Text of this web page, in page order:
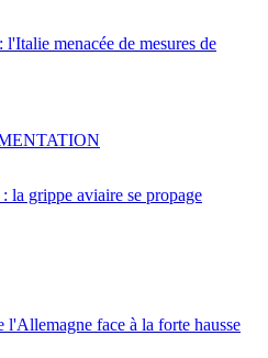
menacée de mesures de
la grippe aviaire se propage
l'Allemagne face à la forte hausse